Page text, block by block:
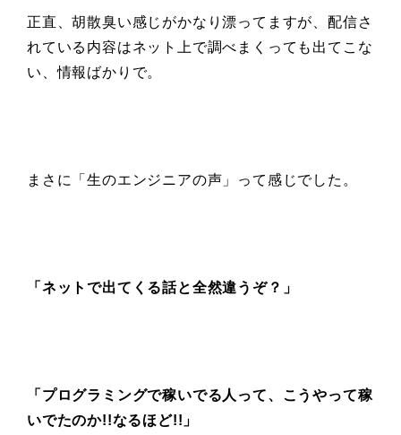
正直、胡散臭い感じがかなり漂ってますが、配信さ
れている内容はネット上で調べまくっても出てこな
い、情報ばかりで。
まさに「生のエンジニアの声」って感じでした。
「ネットで出てくる話と全然違うぞ？」
「プログラミングで稼いでる人って、こうやって稼
いでたのか!!なるほど!!」